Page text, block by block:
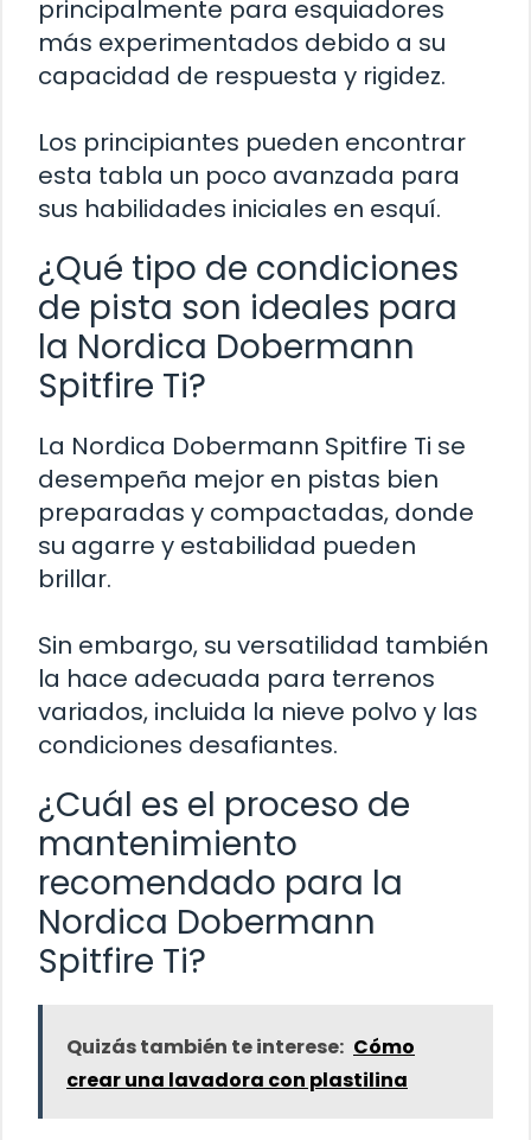
principalmente para esquiadores
más experimentados debido a su
capacidad de respuesta y rigidez.
Los principiantes pueden encontrar
esta tabla un poco avanzada para
sus habilidades iniciales en esquí.
¿Qué tipo de condiciones
de pista son ideales para
la Nordica Dobermann
Spitfire Ti?
La Nordica Dobermann Spitfire Ti se
desempeña mejor en pistas bien
preparadas y compactadas, donde
su agarre y estabilidad pueden
brillar.
Sin embargo, su versatilidad también
la hace adecuada para terrenos
variados, incluida la nieve polvo y las
condiciones desafiantes.
¿Cuál es el proceso de
mantenimiento
recomendado para la
Nordica Dobermann
Spitfire Ti?
Quizás también te interese: Cómo
crear una lavadora con plastilina